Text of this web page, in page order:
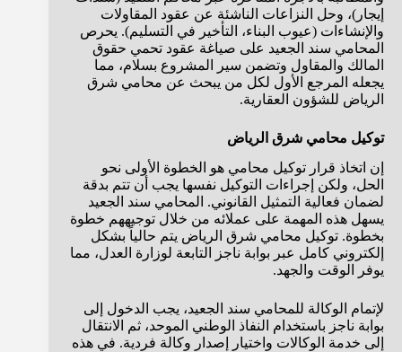
إيجار)، وحل النزاعات الناشئة عن عقود المقاولات
والإنشاءات (عيوب البناء، التأخير في التسليم). يحرص
المحامي سند الجعيد على صياغة عقود تحمي حقوق
المالك والمقاول وتضمن سير المشروع بسلام، مما
يجعله المرجع الأول لكل من يبحث عن محامي شرق
الرياض للشؤون العقارية.
توكيل محامي شرق الرياض
إن اتخاذ قرار توكيل محامي هو الخطوة الأولى نحو
الحل، ولكن إجراءات التوكيل نفسها يجب أن تتم بدقة
لضمان فعالية التمثيل القانوني. المحامي سند الجعيد
يسهل هذه المهمة على عملائه من خلال توجيههم خطوة
بخطوة. توكيل محامي شرق الرياض يتم حالياً بشكل
إلكتروني كامل عبر بوابة ناجز التابعة لوزارة العدل، مما
يوفر الوقت والجهد.
لإتمام الوكالة للمحامي سند الجعيد، يجب الدخول إلى
بوابة ناجز باستخدام النفاذ الوطني الموحد، ثم الانتقال
إلى خدمة الوكالات واختيار إصدار وكالة فردية. في هذه